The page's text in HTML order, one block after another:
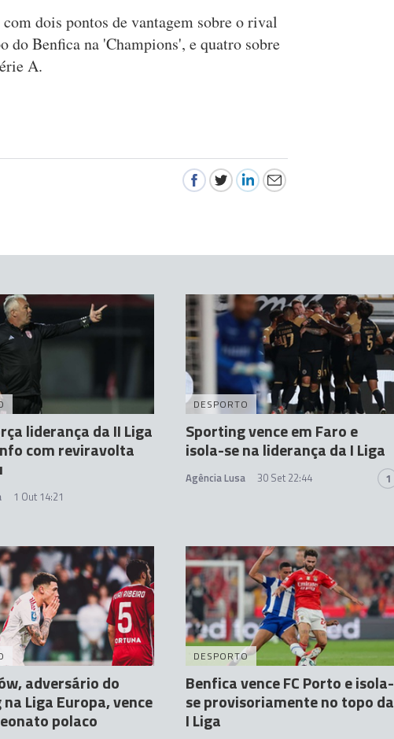
dois pontos de vantagem sobre o rival
Benfica na 'Champions', e quatro sobre
A.
liderança da II Liga
com reviravolta
1 Out 14:21
DESPORTO
Sporting vence em Faro e
isola-se na liderança da I Liga
Agência Lusa 30 Set 22:44 1
adversário do
Liga Europa, vence
polaco
DESPORTO
Benfica vence FC Porto e isola-
se provisoriamente no topo da
I Liga